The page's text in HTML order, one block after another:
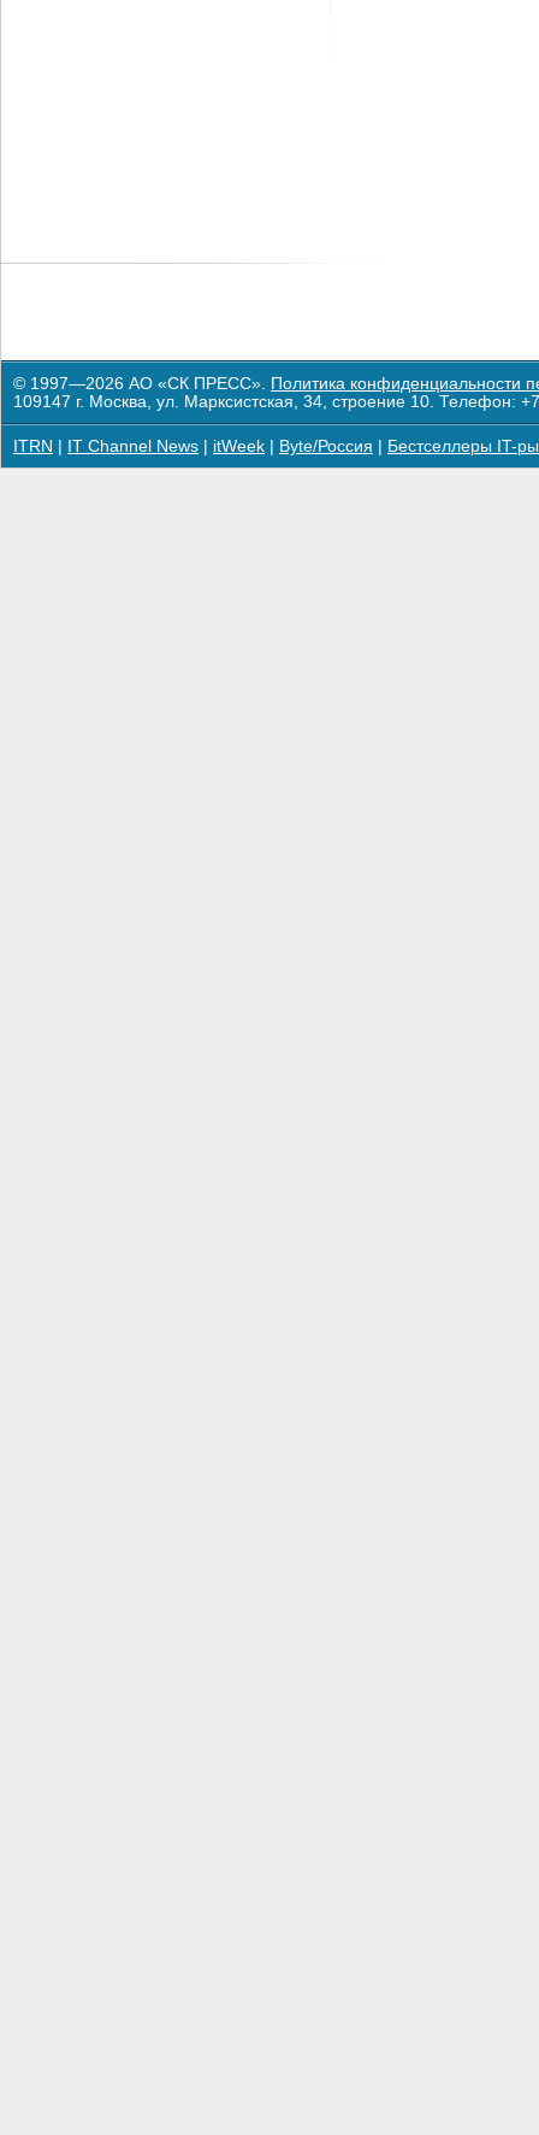
© 1997—2026 АО «СК ПРЕСС». Политика конфиденциальности
109147 г. Москва, ул. Марксистская, 34, строение 10. Телефон:
ITRN IT Channel News itWeek Byte/Россия Бестселлеры IT-